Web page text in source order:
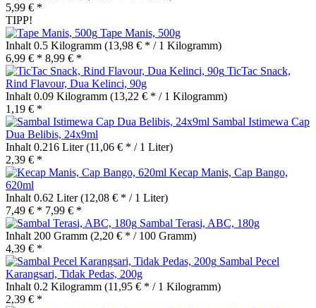
5,99 € *
TIPP!
Tape Manis, 500g
Inhalt 0.5 Kilogramm (13,98 € * / 1 Kilogramm)
6,99 € * 8,99 € *
TicTac Snack,
Rind Flavour, Dua Kelinci, 90g
Inhalt 0.09 Kilogramm (13,22 € * / 1 Kilogramm)
1,19 € *
Sambal Istimewa Cap
Dua Belibis, 24x9ml
Inhalt 0.216 Liter(11,06 € * / 1 Liter)
2,39 € *
Kecap Manis, Cap Bango,
620ml
Inhalt 0.62 Liter(12,08 € * / 1 Liter)
7,49 € * 7,99 € *
Sambal Terasi, ABC, 180g
Inhalt 200 Gramm (2,20 € * / 100 Gramm)
4,39 € *
Sambal Pecel
Karangsari, Tidak Pedas, 200g
Inhalt 0.2 Kilogramm (11,95 € * / 1 Kilogramm)
2,39 € *